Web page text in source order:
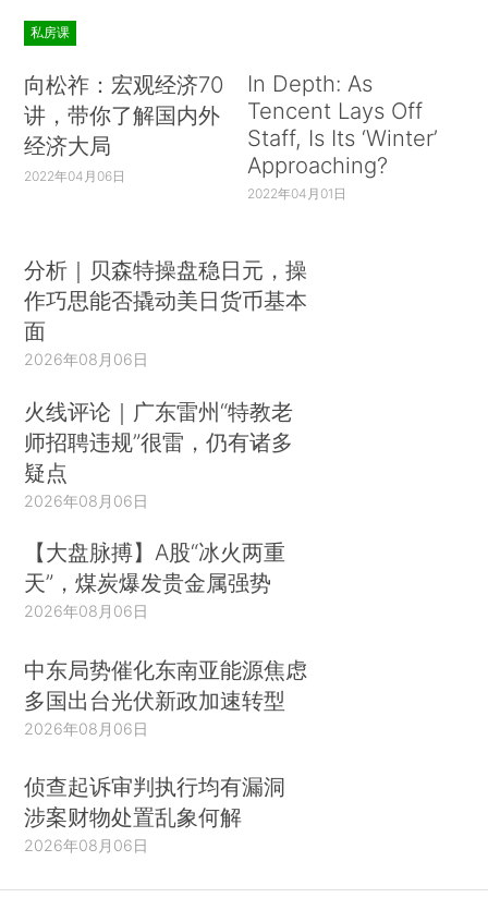
私房课
向松祚：宏观经济70
讲，带你了解国内外
经济大局
2022年04月06日
In Depth: As
Tencent Lays Off
Staff, Is Its ‘Winter’
Approaching?
2022年04月01日
分析｜贝森特操盘稳日元，操
作巧思能否撬动美日货币基本
面
2026年08月06日
火线评论｜广东雷州“特教老
师招聘违规”很雷，仍有诸多
疑点
2026年08月06日
【大盘脉搏】A股“冰火两重
天”，煤炭爆发贵金属强势
2026年08月06日
中东局势催化东南亚能源焦虑
多国出台光伏新政加速转型
2026年08月06日
侦查起诉审判执行均有漏洞
涉案财物处置乱象何解
2026年08月06日